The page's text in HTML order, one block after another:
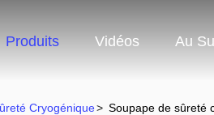
Produits Vidéos Au
Cryogénique> Soupape de sûreté